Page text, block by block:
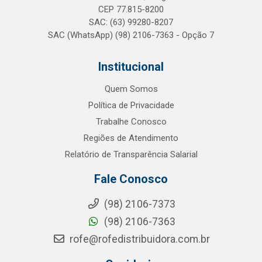
CEP 77.815-8200
SAC: (63) 99280-8207
SAC (WhatsApp) (98) 2106-7363 - Opção 7
Institucional
Quem Somos
Política de Privacidade
Trabalhe Conosco
Regiões de Atendimento
Relatório de Transparência Salarial
Fale Conosco
(98) 2106-7373
(98) 2106-7363
rofe@rofedistribuidora.com.br